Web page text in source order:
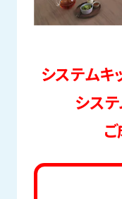
システムキ
システ